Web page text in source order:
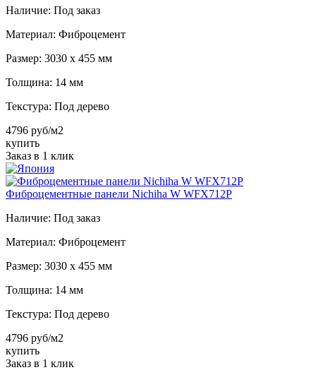
Наличие: Под заказ
Материал: Фиброцемент
Размер: 3030 х 455 мм
Толщина: 14 мм
Текстура: Под дерево
4796 руб/м2
купить
Заказ в 1 клик
Фиброцементные панели Nichiha W WFX712P
Наличие: Под заказ
Материал: Фиброцемент
Размер: 3030 х 455 мм
Толщина: 14 мм
Текстура: Под дерево
4796 руб/м2
купить
Заказ в 1 клик